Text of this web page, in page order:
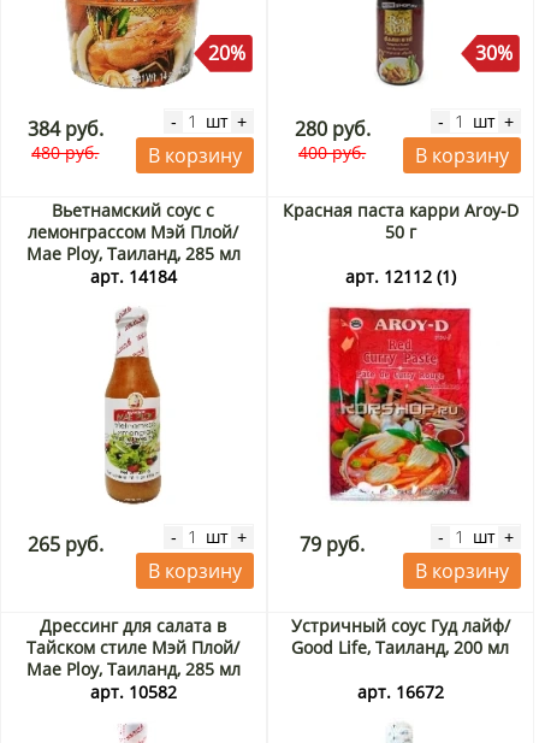
20%
384 руб.
480 руб.
- шт +
В корзину
30%
280 руб.
400 руб.
- шт +
В корзину
Вьетнамский соус с
лемонграссом Мэй Плой/
Mae Ploy, Таиланд, 285 мл
арт. 14184
265 руб. - шт +
В корзину
Красная паста карри Aroy-D
50 г
арт. 12112 (1)
79 руб. - шт +
В корзину
Дрессинг для салата в
Тайском стиле Мэй Плой/
Mae Ploy, Таиланд, 285 мл
арт. 10582
Устричный соус Гуд лайф/
Good Life, Таиланд, 200 мл
арт. 16672